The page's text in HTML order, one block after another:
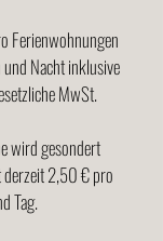
Ferienwohnungen
Nacht inklusive
MwSt.
wird gesondert
derzeit 2,50 € pro
Tag.